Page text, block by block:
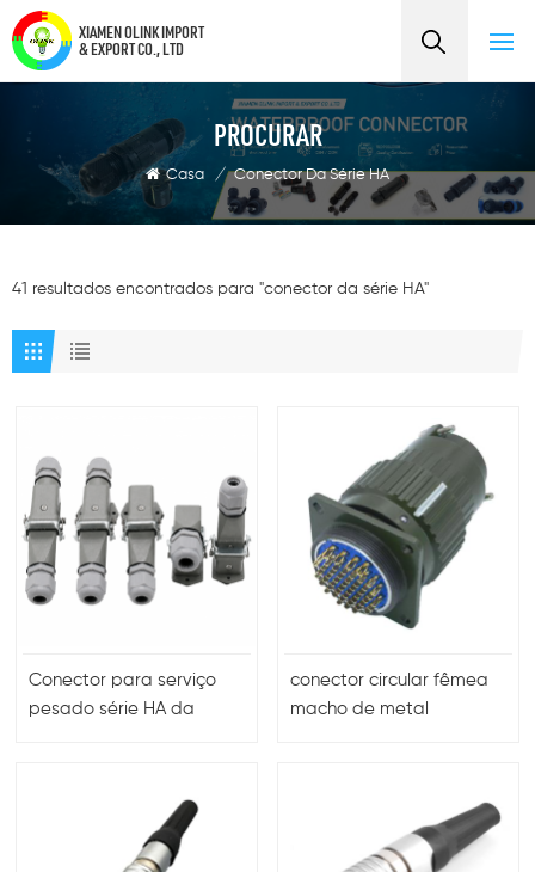
XIAMEN OLINK IMPORT
& EXPORT CO., LTD
PROCURAR
Casa / Conector Da Série HA
41 resultados encontrados para "conector da série HA"
Conector para serviço
pesado série HA da
conector circular fêmea
macho de metal